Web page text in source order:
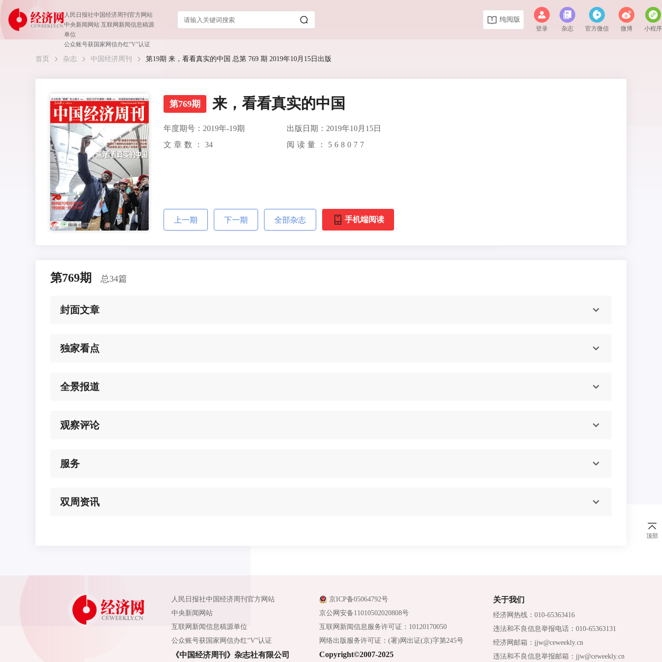
人民日报社中国经济周刊官方网站
中央新闻网站 互联网新闻信息稿源
单位
公众账号获国家网信办红“V”认证
纯阅版
登录 杂志 官方微信 微博 小程序
首页 杂志 中国经济周刊 第19期 来，看看真实的中国 总第 769 期 2019年10月15日出版
第769期 来，看看真实的中国
年度期号：2019年-19期
出版日期：2019年10月15日
文章数： 34 阅读量： 568077
上一期 下一期 全部杂志 手机端阅读
第769期 总34篇
封面文章
独家看点
全景报道
观察评论
服务
双周资讯
顶部
人民日报社中国经济周刊官方网站
中央新闻网站
互联网新闻信息稿源单位
公众账号获国家网信办红“V”认证
《中国经济周刊》杂志社有限公司
京ICP备05064792号
京公网安备11010502020808号
互联网新闻信息服务许可证：10120170050
网络出版服务许可证：(署)网出证(京)字第245号
Copyright©2007-2025
关于我们
经济网热线：010-65363416
违法和不良信息举报电话：010-65363131
经济网邮箱：jjw@ceweekly.cn
违法和不良信息举报邮箱：jjw@ceweekly.cn